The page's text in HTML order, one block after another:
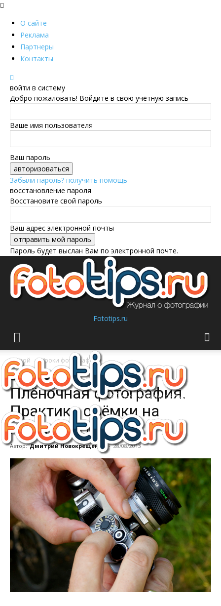
О сайте
Реклама
Партнеры
Контакты
войти в систему
Добро пожаловать! Войдите в свою учётную запись
Ваше имя пользователя
Ваш пароль
Забыли пароль? получить помощь
восстановление пароля
Восстановите свой пароль
Ваш адрес электронной почты
Пароль будет выслан Вам по электронной почте.
Fototips.ru
Домой Уроки фотографии
Уроки фотографии
Плёночная фотография.
Практика съёмки на
плёнку 35 мм.
Автор: Дмитрий Новокрещенов - 28/08/2013